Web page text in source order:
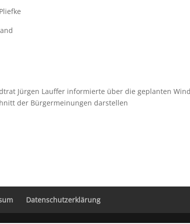
Jürgen Lauffer informierte über die geplanten
der Bürgermeinungen darstellen
Datenschutzerklärung